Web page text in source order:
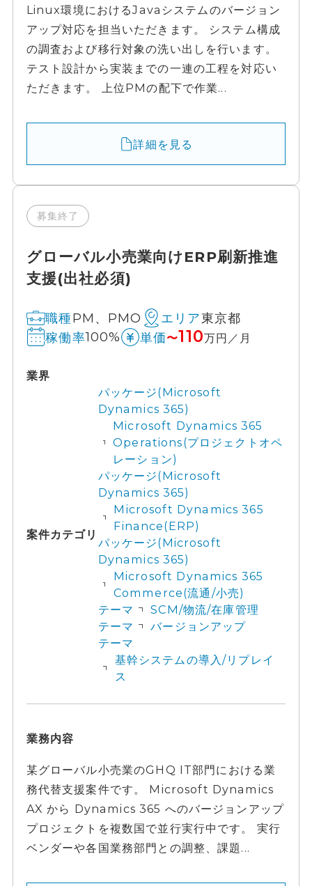
Linux環境におけるJavaシステムのバージョン
アップ対応を担当いただきます。 システム構成
の調査および移行対象の洗い出しを行います。
テスト設計から実装までの一連の工程を対応い
ただきます。 上位PMの配下で作業...
詳細を見る
募集終了
グローバル小売業向けERP刷新推進
支援(出社必須)
職種PM、PMO エリア東京都
稼働率100% 単価〜110万円／月
業界
案件カテゴリ
パッケージ(Microsoft
Dynamics 365)
Microsoft Dynamics 365
Operations(プロジェクトオペ
レーション)
パッケージ(Microsoft
Dynamics 365)
Microsoft Dynamics 365
Finance(ERP)
パッケージ(Microsoft
Dynamics 365)
Microsoft Dynamics 365
Commerce(流通/小売)
テーマ
SCM/物流/在庫管理
テーマ
バージョンアップ
テーマ
基幹システムの導入/リプレイ
ス
業務内容
某グローバル小売業のGHQ IT部門における業
務代替支援案件です。 Microsoft Dynamics
AX から Dynamics 365 へのバージョンアップ
プロジェクトを複数国で並行実行中です。 実行
ベンダーや各国業務部門との調整、課題...